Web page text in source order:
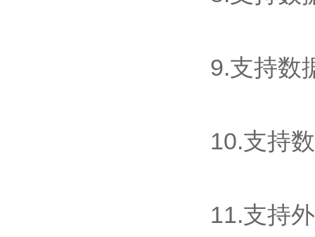
9.支持数
10.支持
11.支持